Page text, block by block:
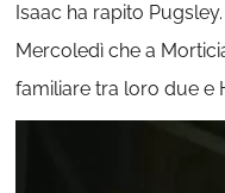
Isaac ha rapito Pugsley.
Mercoledì che a
familiare tra loro due e